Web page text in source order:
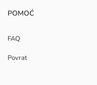
POMOĆ
FAQ
Povrat